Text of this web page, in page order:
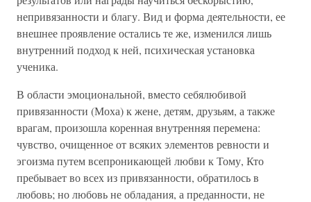
непривязанности и благу. Вид и форма деятельности, ее
внешнее проявление остались те же, изменился лишь
внутренний подход к ней, психическая установка
ученика.
В области эмоциональной, вместо себялюбивой
привязанности (Моха) к жене, детям, друзьям, а также
врагам, произошла коренная внутренняя перемена:
чувство, очищенное от всяких элементов ревности и
эгоизма путем всепроникающей любви к Тому, Кто
пребывает во всех из привязанности, обратилось в
любовь; но любовь не обладания, а преданности, не